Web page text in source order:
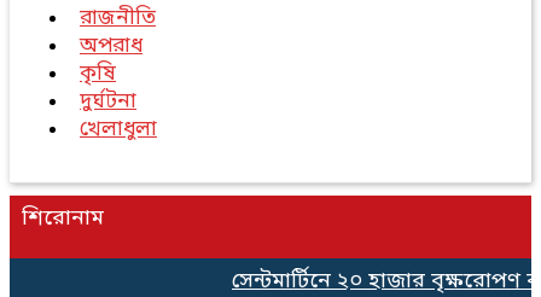
রাজনীতি
অপরাধ
কৃষি
দুর্ঘটনা
খেলাধুলা
শিরোনাম
সেন্টমার্টিনে ২০ হাজার বৃক্ষরোপণ